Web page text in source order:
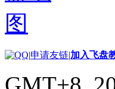
|申请友链|加入飞盘